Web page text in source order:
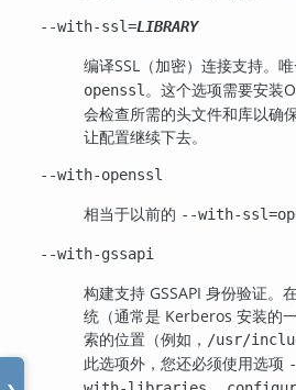
--with-ssl=LIBRARY
编译SSL （加密）连接支持。
openssl 。这个选项需要安装
会检查所需的头文件和库以确
让配置继续下去。
--with-openssl
相当于以前的 --with-
--with-gssapi
构建支持 GSSAPI 身份验证。
统（通常是 Kerberos 安装的
索的位置（例如， /usr/
此选项外，您还必须使用选项